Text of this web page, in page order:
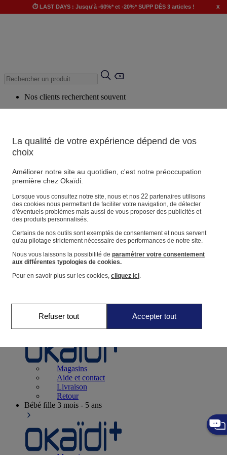
⏱️ LAST DAYS : Jusqu'à -60%* et -20%* SUPP DÈS 3 articles ! x
Nos clients recherchent souvent
Produits suggérés
Voir tous les produits
Magasin
Vos informations personnelles
Suivre une commande
Panier
Favoris
Naissance0-12 mois
Magasins
Aide et contact
Livraison
Retour
Bébé fille 3 mois - 5 ans
La qualité de votre expérience dépend de vos
choix
Améliorer notre site au quotidien, c'est notre préoccupation
première chez Okaïdi.
Lorsque vous consultez notre site, nous et nos 22partenaires utilisons
des cookies nous permettant de faciliter votre navigation, de détecter
d'éventuels problèmes mais aussi de vous proposer des publicités et
des produits personnalisés.
Certains de nos outils sont exemptés de consentement et nous servent
qu'au pilotage strictement nécessaire des performances de notre site.
Nous vous laissons la possibilité de paramétrer votre consentement
aux différentes typologies de cookies.
Pour en savoir plus sur les cookies, cliquez ici.
Refuser tout Accepter tout